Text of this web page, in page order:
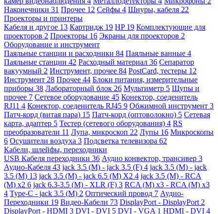
Наконечники 31 Прочее 12 Сейфы 4 Шнуры, кабеля 22
Проекторы и принтеры
Кабеля и другое 13 Картридж 19 HP 19 Комплектующие для
проекторов 2 Проекторы 16 Экраны для проекторов 2
Оборудование и инструмент
Паяльные станции и расходники 84 Паяльные ванные 4
Паяльные станции 42 Расходный материал 36 Сепаратор
вакуумный 2 Инструмент, прочее 84 PostCard, тестеры 12
Инструмент 28 Прочее 44 Блоки питания, измерительные
приборы 38 Лабораторный блок 26 Мультиметр 5 Щупы и
прочее 7 Сетевое оборудование 45 Конектор, соеденитель
RJ11 4 Конектор, соеденитель RJ45 9 Обжимной инструмент 3
Патч-корд (витая пара) 15 Патч-корд (оптоволокно) 5 Сетевая
карта, адаптер 5 Тестер (сетевого оборудования) 4 RS
преобразователи 11 Лупа, микроскоп 22 Лупы 16 Микроскопы
6 Осушители воздуха 3 Подсветка телевизора 62
Кабели, шлейфы, переходники
USB Кабеля переходники 36 Аудио конвектор, трансивер 3
Аудио-Кабеля 43 jack 3.5 (M) - jack 3.5 (F) 4 jack 3.5 (M) - jack
3.5 (M) 13 jack 3.5 (M) - jack 6.5 (M) X2 4 jack 3.5 (M) - RCA
(M) x2 6 jack 6.3-3.5 (M) - XLR (F) 3 RCA (M) x3 - RCA (M) x3
4 Type-C - jack 3.5 (M) 2 Оптический провод 7 Аудио-
Переходники 19 Видео-Кабели 73 DisplayPort - DisplayPort 2
DisplayPort - HDMI 3 DVI - DVI 5 DVI - VGA 1 HDMI - DVI 4